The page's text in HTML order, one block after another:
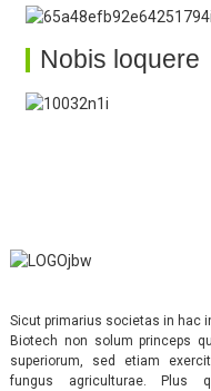
Nobis loquere
Sicut primarius societas in hac
Biotech non solum princeps
superiorum, sed etiam
fungus agriculturae. Plus